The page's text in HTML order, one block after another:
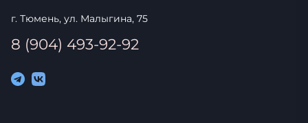
г. Тюмень, ул. Малыгина, 75
8 (904) 493-92-92